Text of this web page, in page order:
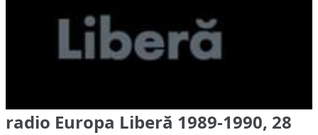
radio Europa Liberă 1989-1990, 28